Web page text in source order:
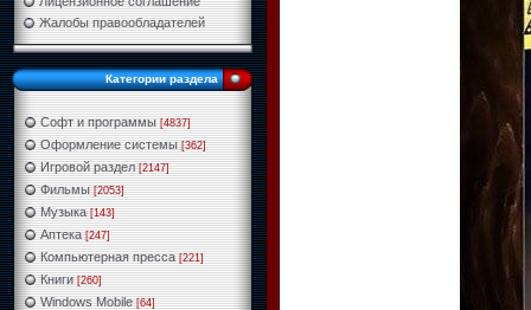
Жалобы правообладателей
Категории раздела
Софт и программы [4837]
Оформление системы [362]
Игровой раздел [2147]
Фильмы [2053]
Музыка [143]
Аптека [247]
Компьютерная пресса [221]
Книги [260]
Windows Mobile [64]